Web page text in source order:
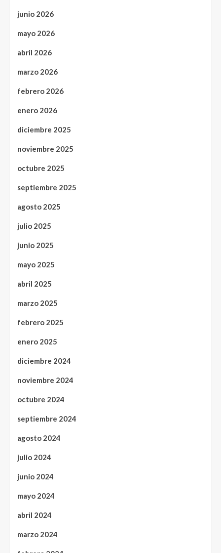
junio 2026
mayo 2026
abril 2026
marzo 2026
febrero 2026
enero 2026
diciembre 2025
noviembre 2025
octubre 2025
septiembre 2025
agosto 2025
julio 2025
junio 2025
mayo 2025
abril 2025
marzo 2025
febrero 2025
enero 2025
diciembre 2024
noviembre 2024
octubre 2024
septiembre 2024
agosto 2024
julio 2024
junio 2024
mayo 2024
abril 2024
marzo 2024